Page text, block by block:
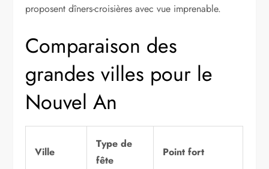
proposent dîners-croisières avec vue imprenable.
Comparaison des
grandes villes pour le
Nouvel An
Ville
Type de
fête
Point fort